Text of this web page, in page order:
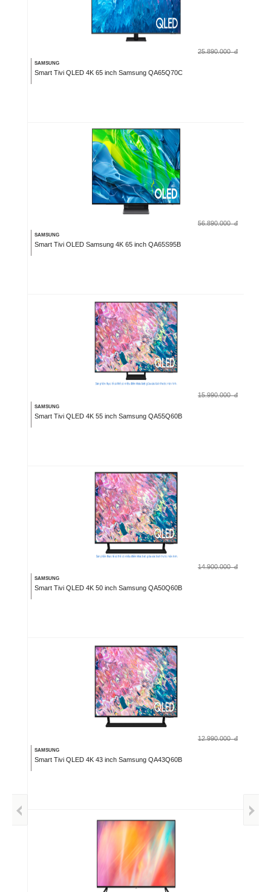
25.890.000 đ
SAMSUNG
Smart Tivi QLED 4K 65 inch Samsung QA65Q70C
56.890.000 đ
SAMSUNG
Smart Tivi OLED Samsung 4K 65 inch QA65S95B
15.990.000 đ
SAMSUNG
Smart Tivi QLED 4K 55 inch Samsung QA55Q60B
14.900.000 đ
SAMSUNG
Smart Tivi QLED 4K 50 inch Samsung QA50Q60B
12.990.000 đ
SAMSUNG
Smart Tivi QLED 4K 43 inch Samsung QA43Q60B